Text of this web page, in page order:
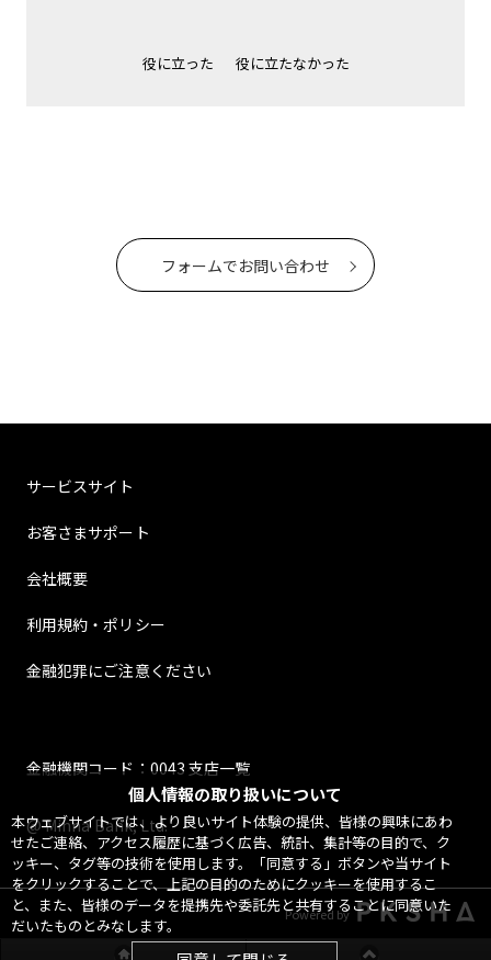
個人情報の取り扱いについて
本ウェブサイトでは、より良いサイト体験の提供、皆様の興味にあわ
せたご連絡、アクセス履歴に基づく広告、統計、集計等の目的で、ク
ッキー、タグ等の技術を使用します。「同意する」ボタンや当サイト
をクリックすることで、上記の目的のためにクッキーを使用するこ
と、また、皆様のデータを提携先や委託先と共有することに同意いた
だいたものとみなします。
役に立った 役に立たなかった
フォームでお問い合わせ
サービスサイト
お客さまサポート
会社概要
利用規約・ポリシー
金融犯罪にご注意ください
金融機関コード：0043 支店一覧
@ Minna Bank, Ltd.
Powered by